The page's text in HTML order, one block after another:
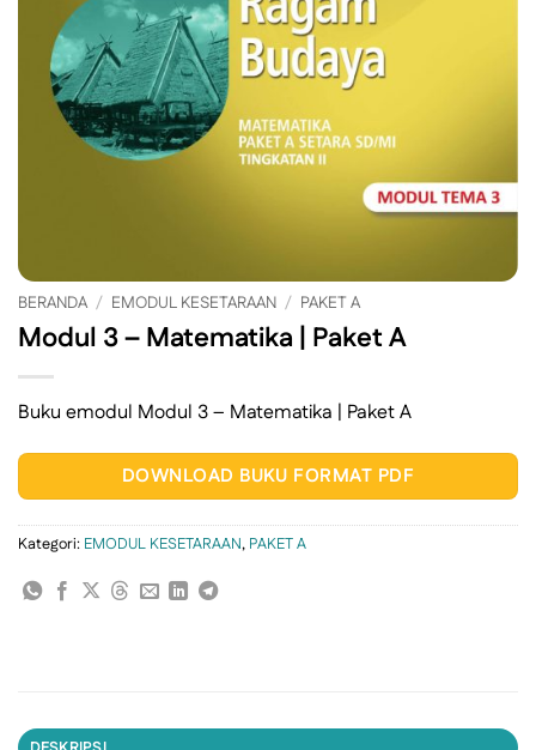
BERANDA / EMODUL KESETARAAN / PAKET A
Modul 3 – Matematika | Paket A
Buku emodul Modul 3 – Matematika | Paket A
DOWNLOAD BUKU FORMAT PDF
Kategori: EMODUL KESETARAAN, PAKET A